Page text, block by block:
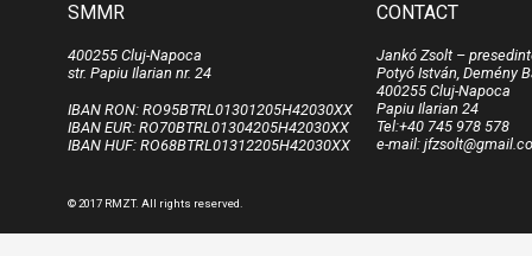
SMMR
400255 Cluj-Napoca
str. Papiu Ilarian nr. 24
IBAN RON: RO95BTRL01301205H42030XX
IBAN EUR: RO70BTRL01304205H42030XX
IBAN HUF: RO68BTRL01312205H42030XX
CONTACT
Jankó Zsolt –
Potyó István, Demény
400255 Cluj-Napoca
Papiu Ilarian 24
Tel:+40 745 978 578
e-mail:
© 2017 RMZT. All rights reserved.